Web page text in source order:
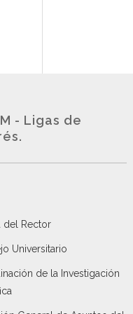
- Ligas de
del Rector
Universitario
de la Investigación